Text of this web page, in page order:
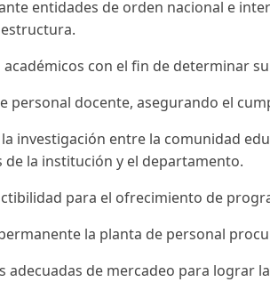
entidades de orden nacional e
con el fin de determinar
personal docente, asegurando el
investigación entre la comunidad
de la institución y el departamento.
para el ofrecimiento de
la planta de personal
adecuadas de mercadeo para lograr